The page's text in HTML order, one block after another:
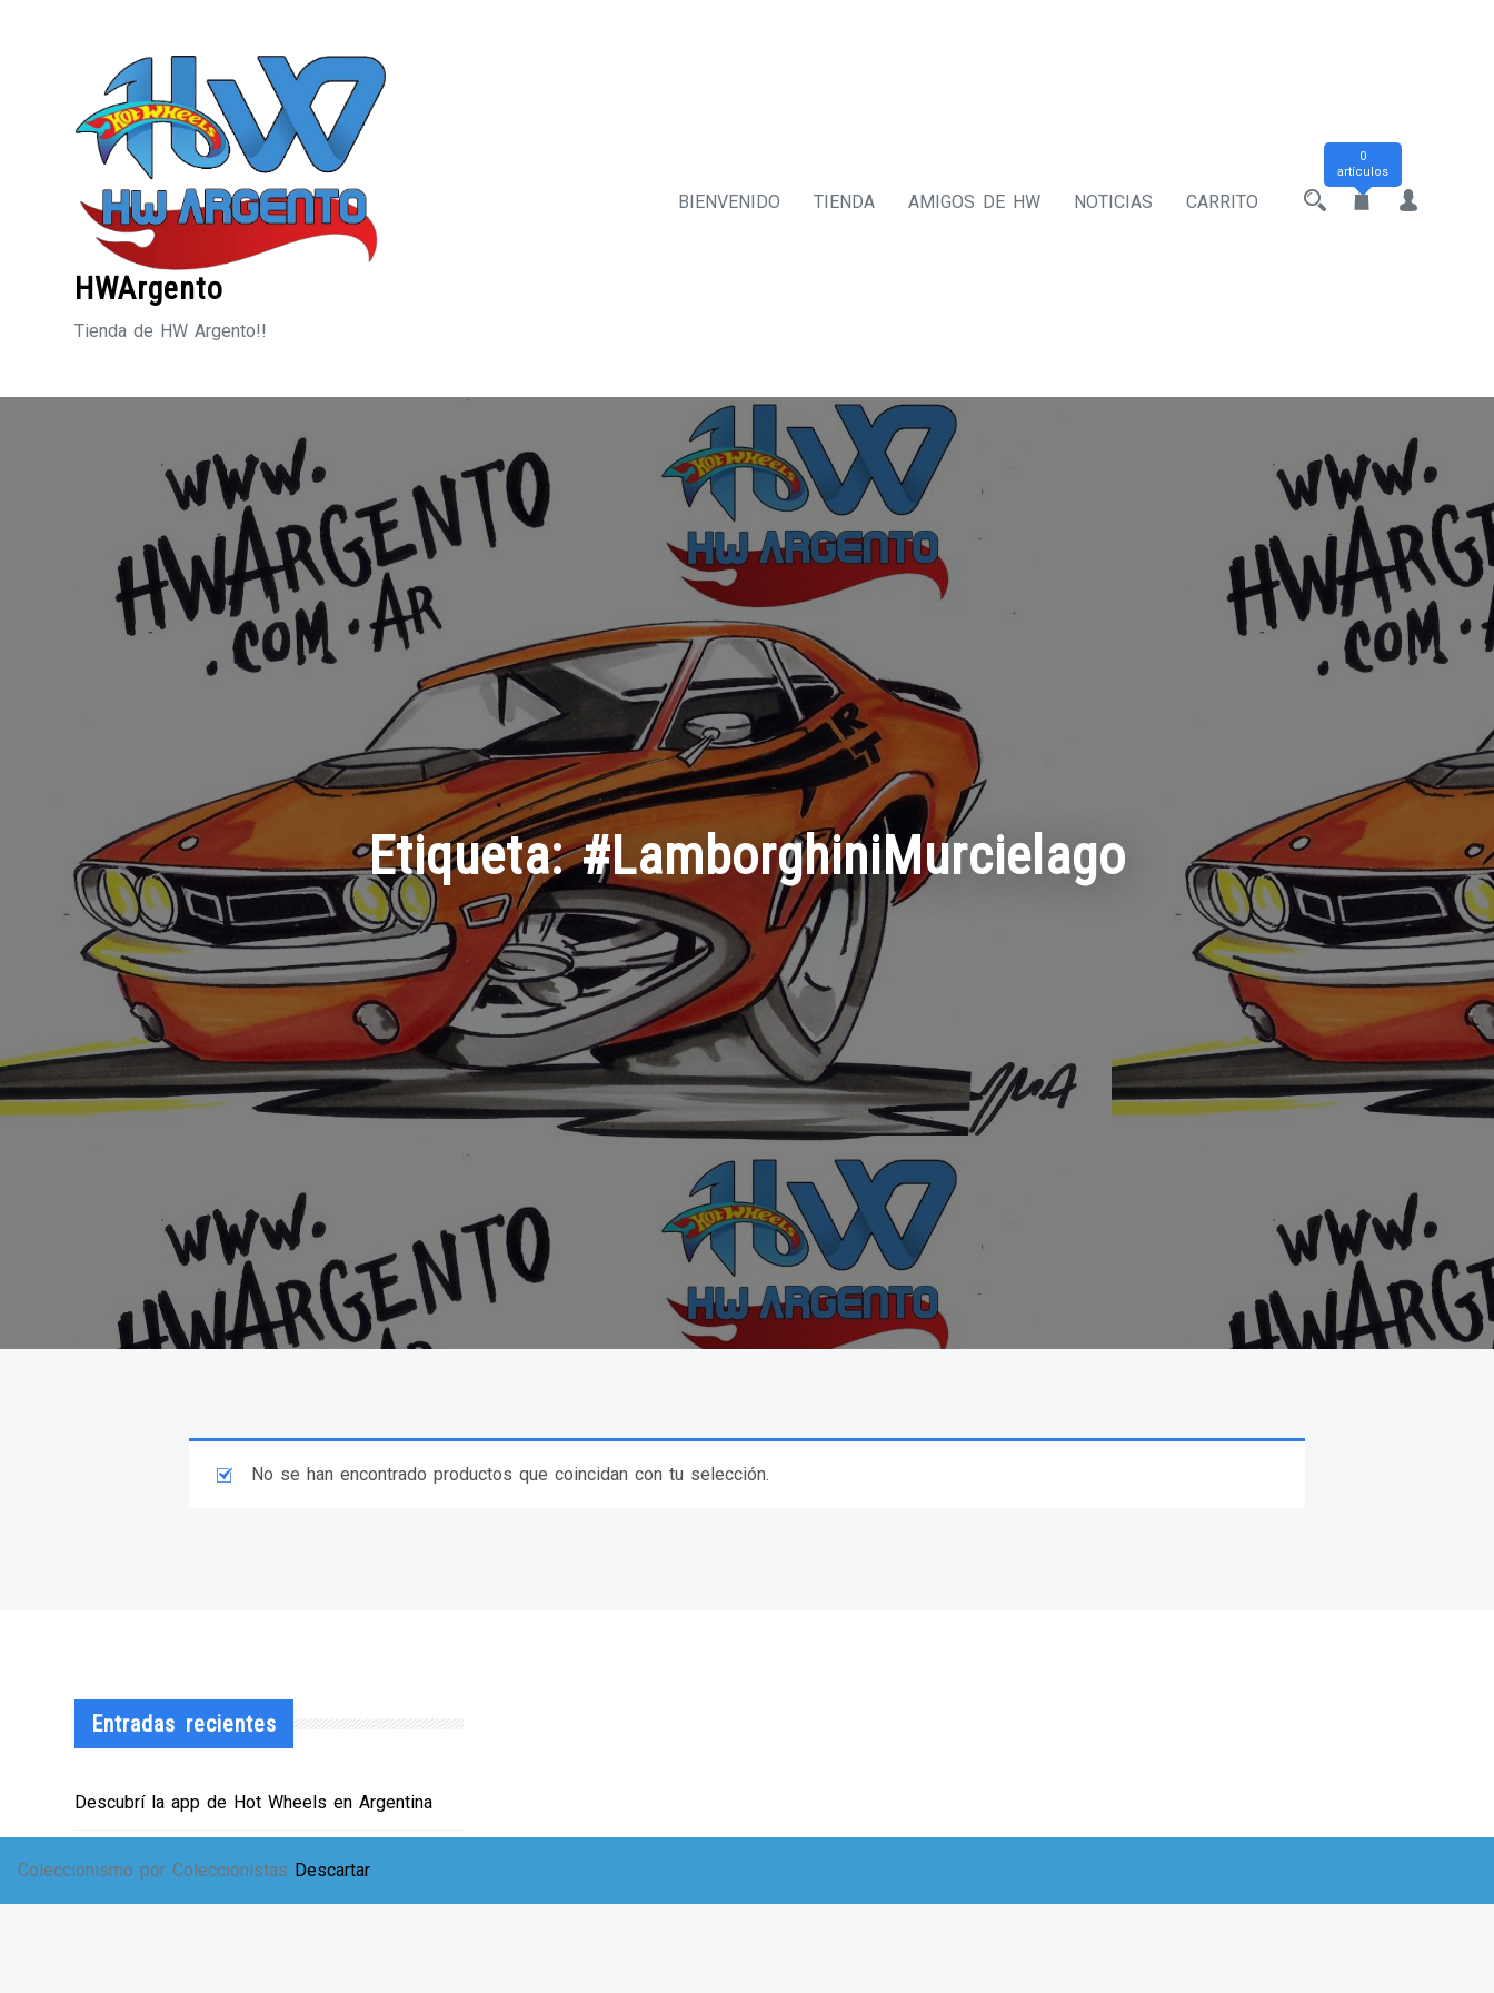
Coleccionismo por Coleccionistas Descartar
HWArgento
Tienda de HW Argento!!
BIENVENIDO TIENDA AMIGOS DE HW NOTICIAS CARRITO
0
artículos
Etiqueta:#LamborghiniMurcielago
No se han encontrado productos que coincidan con tu selección.
Entradas recientes
Descubrí la app de Hot Wheels en Argentina
EXPO SOLIDARIA